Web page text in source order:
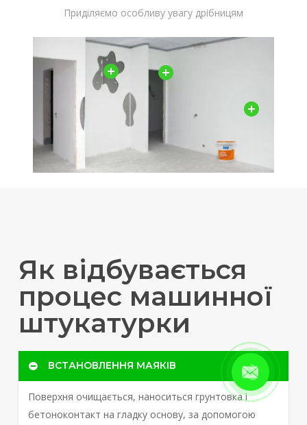
Приділяємо особливу увагу дрібницям
Як відбувається
процес машинної
штукатурки
ВСТАНОВЛЕННЯ МАЯКІВ
Поверхня очищається, наноситься грунтовка і
бетоноконтакт на гладку основу, за допомогою